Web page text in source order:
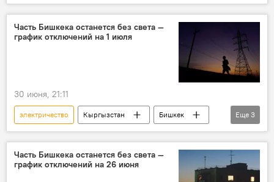
Кыргызстан в ЕАЭС
импорт
дефицит
Казахстан
Россия
Узбекистан
Туркменистан
Часть Бишкека останется без света —
график отключений на 1 июля
30 июня, 21:11
электричество Кыргызстан
Бишкек
свет
отключение
Бишкекское предприятие электрических сетей
Еще 3
Часть Бишкека останется без света —
график отключений на 26 июня